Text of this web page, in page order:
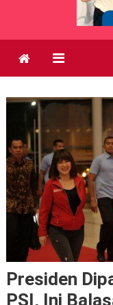
Presiden
PSI, Ini